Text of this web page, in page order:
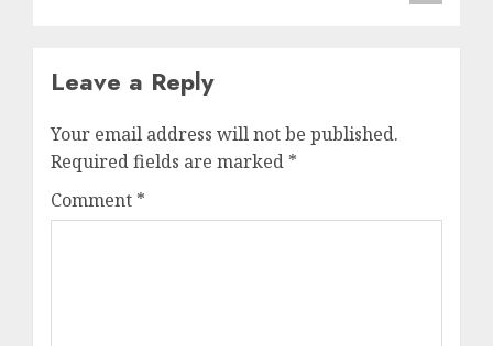
Leave a Reply
Your email address will not be published.
Required fields are marked *
Comment *